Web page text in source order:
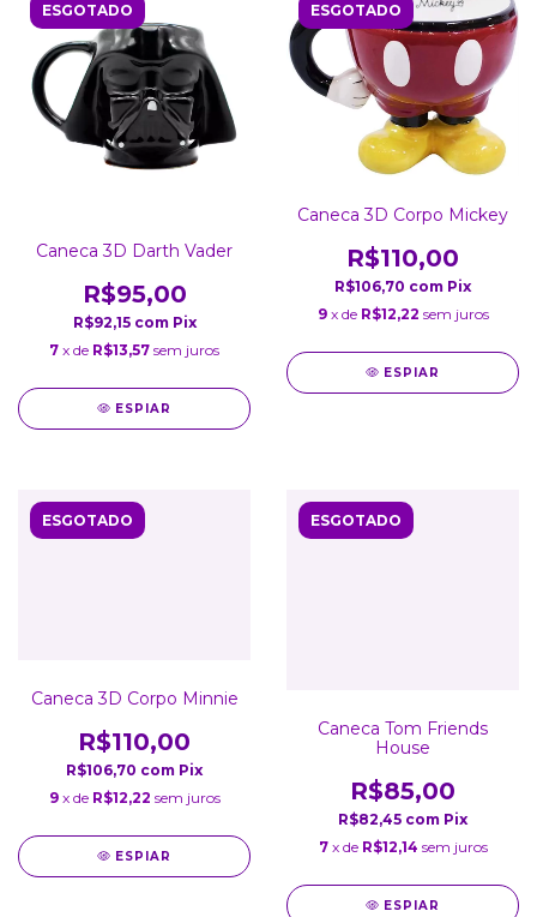
ESGOTADO
Caneca 3D Darth Vader
R$95,00
R$92,15 com Pix
7 x de R$13,57 sem juros
ESPIAR
ESGOTADO
Caneca 3D Corpo Mickey
R$110,00
R$106,70 com Pix
9 x de R$12,22 sem juros
ESPIAR
ESGOTADO
Caneca 3D Corpo Minnie
R$110,00
R$106,70 com Pix
9 x de R$12,22 sem juros
ESPIAR
ESGOTADO
Caneca Tom Friends
House
R$85,00
R$82,45 com Pix
7 x de R$12,14 sem juros
ESPIAR